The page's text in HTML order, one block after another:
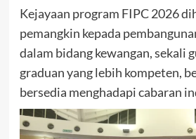
Kejayaan program FIPC 2026
pemangkin kepada
dalam bidang kewangan, sekali
graduan yang lebih kompeten,
bersedia menghadapi cabaran